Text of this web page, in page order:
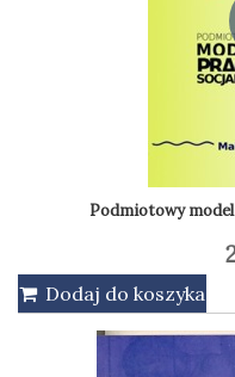
Podmiotowy model
Dodaj do koszyka